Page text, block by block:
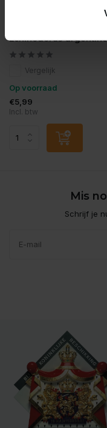
Echinodorus
Vergelijk
Op voorraad
€5,99
Incl. btw
Mis
Schrijf je